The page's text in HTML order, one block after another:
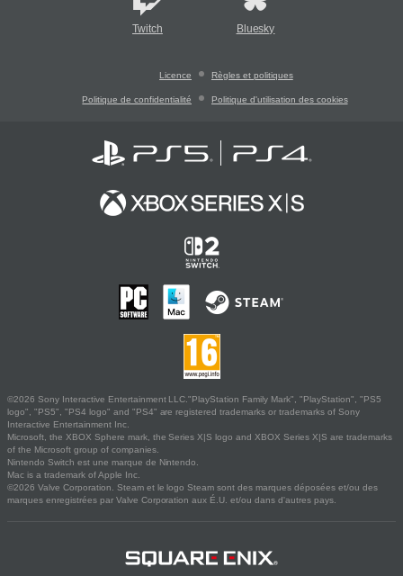
Twitch Bluesky
Licence Règles et politiques
Politique de confidentialité Politique d'utilisation des cookies
©2026 Sony Interactive Entertainment LLC."PlayStation Family Mark", "PlayStation", "PS5
logo", "PS5", "PS4 logo" and "PS4" are registered trademarks or trademarks of Sony
Interactive Entertainment Inc.
Microsoft, the XBOX Sphere mark, the Series X|S logo and XBOX Series X|S are trademarks
of the Microsoft group of companies.
Nintendo Switch est une marque de Nintendo.
Mac is a trademark of Apple Inc.
©2026 Valve Corporation. Steam et le logo Steam sont des marques déposées et/ou des
marques enregistrées par Valve Corporation aux É.U. et/ou dans d'autres pays.